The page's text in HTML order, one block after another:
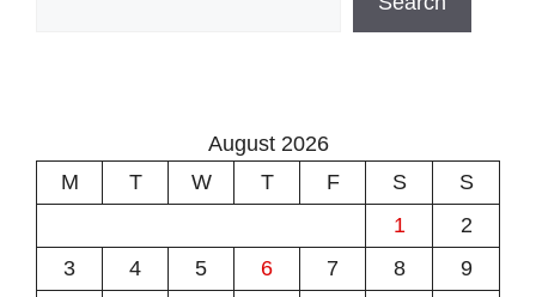
August 2026
M
T W T F S
S
1
2
3
4 5 6 7 8
9